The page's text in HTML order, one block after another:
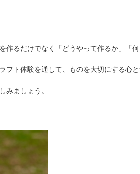
作るだけでなく「どうやって作るか」「
フト体験を通して、ものを大切にする心
みましょう。